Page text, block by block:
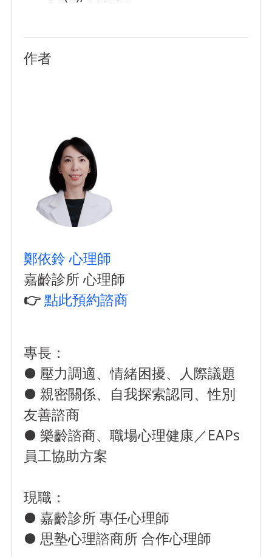
作者
鄭依鈴 心理師
嘉齡診所 心理師
👉點此預約諮商
專長：
● 壓力調適、情緒困擾、人際議題
● 親密關係、自我探索認同、性別
友善諮商
● 樂齡諮商、職場心理健康／EAPs
員工協助方案
現職：
● 嘉齡診所 專任心理師
● 思塾心理諮商所 合作心理師